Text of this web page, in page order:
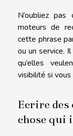
N’oubliez
moteurs de
cette phrase
ou un service.
qu’elles
visibilité si
Ecrire
chose qui